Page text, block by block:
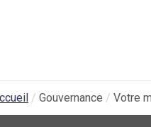
Gouvernance Votre